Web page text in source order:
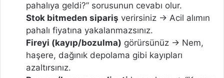
pahalıya geldi?” sorusunun cevabı olur.
Stok bitmeden sipariş verirsiniz → Acil alımın
pahalı fiyatına yakalanmazsınız.
Fireyi (kayıp/bozulma) görürsünüz → Nem,
haşere, dağınık depolama gibi kayıpları
azaltırsınız.